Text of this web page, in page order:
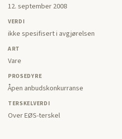
12. september 2008
VERDI
ikke spesifisert i avgjørelsen
ART
Vare
PROSEDYRE
Åpen anbudskonkurranse
TERSKELVERDI
Over EØS-terskel